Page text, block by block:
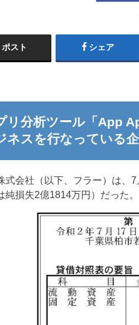
ポスト シェア
リ分析ツール「App
ネスを行なっている企
式会社（以下、フラー）は、
純損失2億1814万円）だった。